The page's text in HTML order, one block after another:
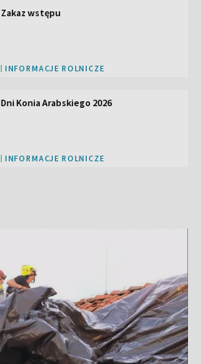
Zakaz wstępu
INFORMACJE ROLNICZE
Dni Konia Arabskiego 2026
INFORMACJE ROLNICZE